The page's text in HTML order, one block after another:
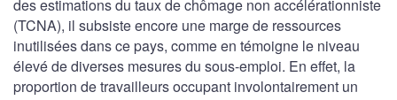
des estimations du taux de chômage non accélérationniste
(TCNA), il subsiste encore une marge de ressources
inutilisées dans ce pays, comme en témoigne le niveau
élevé de diverses mesures du sous-emploi. En effet, la
proportion de travailleurs occupant involontairement un